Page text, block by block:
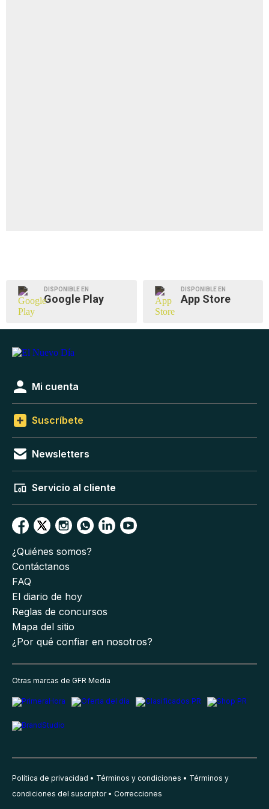
DISPONIBLE EN
Google Play
DISPONIBLE EN
App Store
Mi cuenta
Suscríbete
Newsletters
Servicio al cliente
¿Quiénes somos?
Contáctanos
FAQ
El diario de hoy
Reglas de concursos
Mapa del sitio
¿Por qué confiar en nosotros?
Otras marcas de GFR Media
Política de privacidad Términos y condiciones
Términos y
condiciones del suscriptor
Correcciones